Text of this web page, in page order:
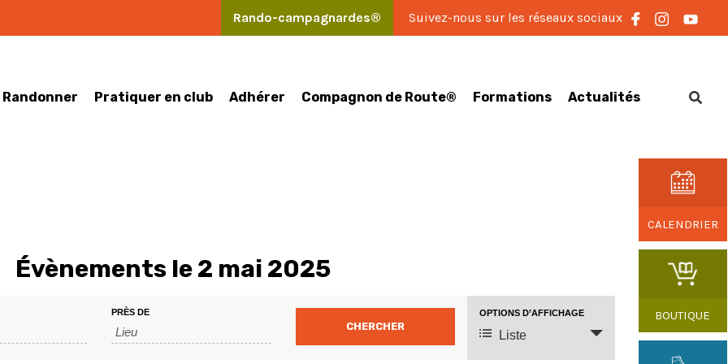
Rando-campagnardes® Suivez-nous sur les réseaux sociaux
Randonner Pratiquer en club Adhérer Compagnon de Route® Formations Actualités
CALENDRIER
BOUTIQUE
Évènements le 2 mai 2025
PRÈS DE
Navigation
OPTIONS D’AFFICHAGE
Liste